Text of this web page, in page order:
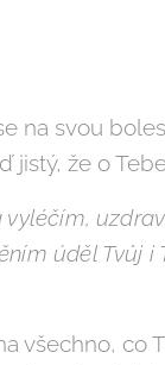
na svou
jistý, že o
úděl Tvůj
všechno, co